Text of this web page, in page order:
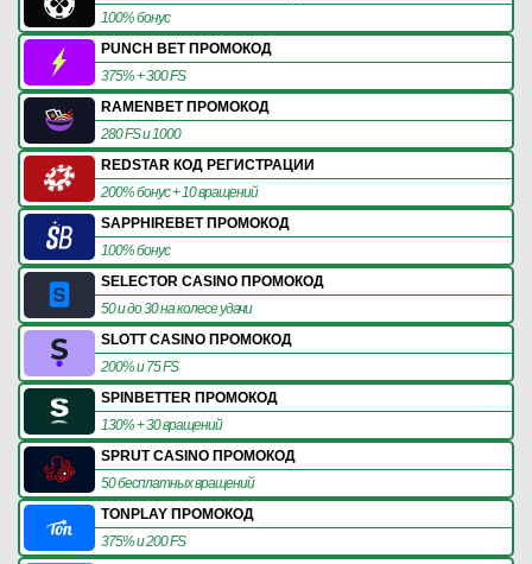
100% бонус
PUNCH BET ПРОМОКОД
375% + 300 FS
RAMENBET ПРОМОКОД
280 FS и 1000
REDSTAR КОД РЕГИСТРАЦИИ
200% бонус + 10 вращений
SAPPHIREBET ПРОМОКОД
100% бонус
SELECTOR CASINO ПРОМОКОД
50 и до 30 на колесе удачи
SLOTT CASINO ПРОМОКОД
200% и 75 FS
SPINBETTER ПРОМОКОД
130% + 30 вращений
SPRUT CASINO ПРОМОКОД
50 бесплатных вращений
TONPLAY ПРОМОКОД
375% и 200 FS